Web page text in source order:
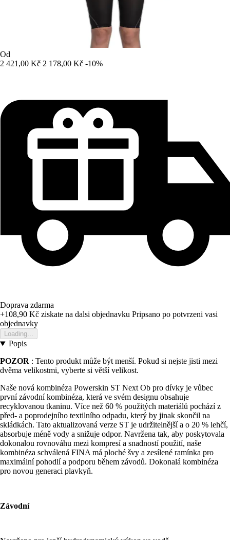
Od
2 421,00 Kč 2 178,00 Kč -10%
Doprava zdarma
+108,90 Kč ziskate na dalsi objednavku Pripsano po potvrzeni vasi
objednavky
Loading...
Popis
POZOR : Tento produkt může být menší. Pokud si nejste jisti mezi
dvěma velikostmi, vyberte si větší velikost.
Naše nová kombinéza Powerskin ST Next Ob pro dívky je vůbec
první závodní kombinéza, která ve svém designu obsahuje
recyklovanou tkaninu. Více než 60 % použitých materiálů pochází z
před- a poprodejního textilního odpadu, který by jinak skončil na
skládkách. Tato aktualizovaná verze ST je udržitelnější a o 20 % lehčí,
absorbuje méně vody a snižuje odpor. Navržena tak, aby poskytovala
dokonalou rovnováhu mezi kompresí a snadností použití, naše
kombinéza schválená FINA má ploché švy a zesílené ramínka pro
maximální pohodlí a podporu během závodů. Dokonalá kombinéza
pro novou generaci plavkyň.
Závodní